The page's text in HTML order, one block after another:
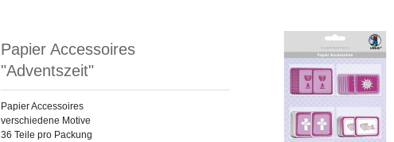
Papier Accessoires
"Adventszeit"
Papier Accessoires
verschiedene Motive
36 Teile pro Packung